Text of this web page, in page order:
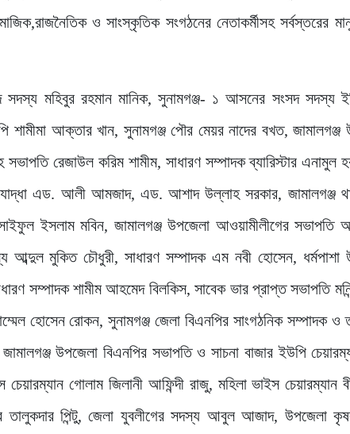
ও সাংস্কৃতিক সংগঠনের নেতাকর্মীসহ সর্বস্তরের
মহিবুর রহমান মানিক, সুনামগঞ্জ- ১ আসনের সংসদ সদস্য
আক্তার খান, সুনামগঞ্জ পৌর মেয়র নাদের বখত, জামালগঞ্জ
সভাপতি রেজাউল করিম শামীম, সাধারণ সম্পাদক ব্যারিস্টার এনামুল
এড. আলী আমজাদ, এড. আশাদ উল্লাহ সরকার, জামালগঞ্জ
ইসলাম মবিন, জামালগঞ্জ উপজেলা আওয়ামীলীগের সভাপতি
মুকিত চৌধুরী, সাধারণ সম্পাদক এম নবী হোসেন, ধর্মপাশা
সম্পাদক শামীম আহমেদ বিলকিস, সাবেক ভার প্রাপ্ত সভাপতি
হোসেন রোকন, সুনামগঞ্জ জেলা বিএনপির সাংগঠনিক সম্পাদক ও
উপজেলা বিএনপির সভাপতি ও সাচনা বাজার ইউপি
গোলাম জিলানী আফিন্দী রাজু, মহিলা ভাইস চেয়ারম্যান
তালুকদার পিন্টু, জেলা যুবলীগের সদস্য আবুল আজাদ, উপজেলা